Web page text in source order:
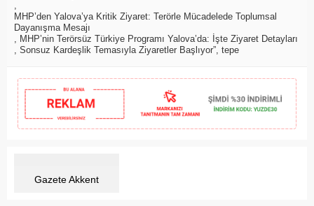
MHP’den Yalova’ya Kritik Ziyaret: Terörle Mücadelede Toplumsal
Dayanışma Mesajı
MHP’nin Terörsüz Türkiye Programı Yalova’da: İşte Ziyaret Detayları
Sonsuz Kardeşlik Temasıyla Ziyaretler Başlıyor” tepe
Gazete Akkent